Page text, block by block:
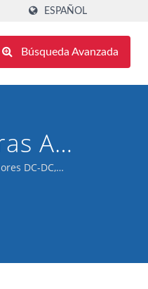
ESPAÑOL
Búsqueda Avanzada
A
DC-DC,